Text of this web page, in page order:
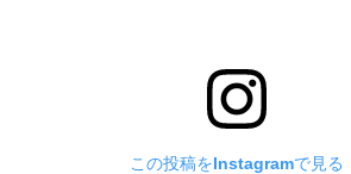
この投稿をInstagramで見る